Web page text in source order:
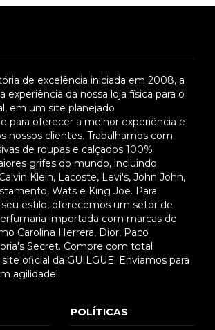
de excelência iniciada em 2008, a
experiência da nossa loja física para o
em um site planejado
para oferecer a melhor experiência e
nossos clientes. Trabalhamos com
de roupas e calçados 100%
grifes do mundo, incluindo
Klein, Lacoste, Levi's, John John,
Wats e King Joe. Para
estilo, oferecemos um setor de
importada com marcas de
Carolina Herrera, Dior, Paco
Secret. Compre com total
oficial da GUILGUE. Enviamos para
agilidade!
POLÍTICAS